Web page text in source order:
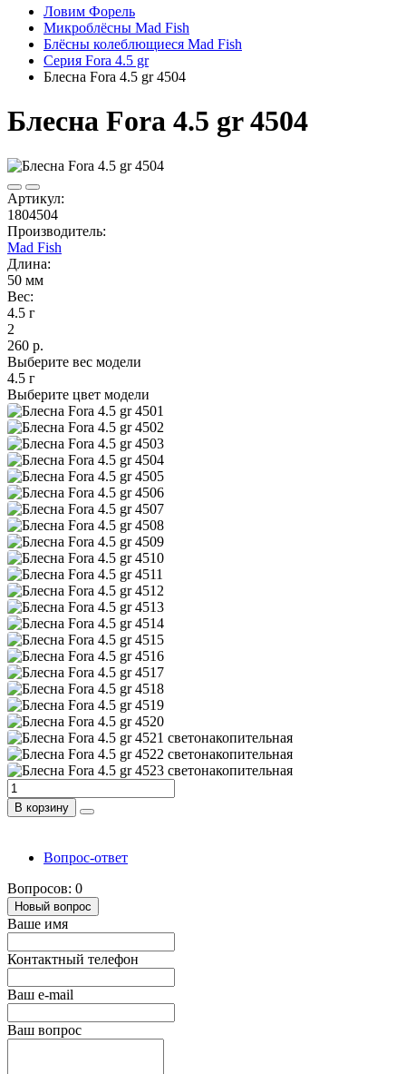
Ловим Форель
Микроблёсны Mad Fish
Блёсны колеблющиеся Mad Fish
Серия Fora 4.5 gr
Блесна Fora 4.5 gr 4504
Блесна Fora 4.5 gr 4504
Артикул:
1804504
Производитель:
Mad Fish
Длина:
50 мм
Вес:
4.5 г
2
260 р.
Выберите вес модели
4.5 г
Выберите цвет модели
В корзину
Вопрос-ответ
Вопросов: 0
Новый вопрос
Ваше имя
Контактный телефон
Ваш e-mail
Ваш вопрос